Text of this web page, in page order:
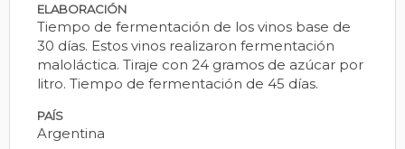
ELABORACIÓN
Tiempo de fermentación de los vinos base de
30 días. Estos vinos realizaron fermentación
maloláctica. Tiraje con 24 gramos de azúcar por
litro. Tiempo de fermentación de 45 días.
PAÍS
Argentina